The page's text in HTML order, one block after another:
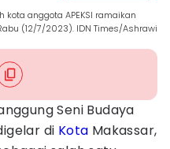
anggota APEKSI ramaikan
(12/7/2023). IDN Times/Ashrawi
Seni Budaya
di Kota Makassar,